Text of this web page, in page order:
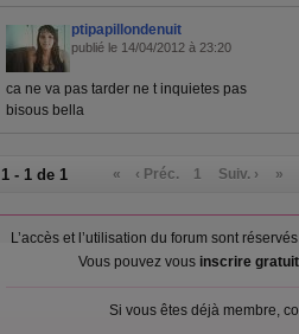
ptipapillondenuit
publié le 14/04/2012 à 23:20
ca ne va pas tarder ne t inquietes pas
bisous bella
1 - 1 de 1 « ‹ Préc. 1 Suiv. › »
L’accès et l’utilisation du forum sont
Vous pouvez vous inscrire
Si vous êtes déjà membre,